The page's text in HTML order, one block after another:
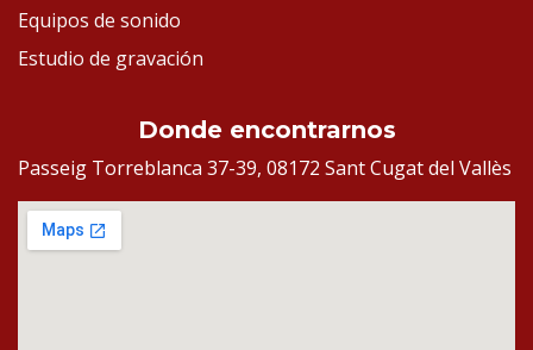
Equipos de sonido
Estudio de gravación
Donde encontrarnos
Passeig Torreblanca 37-39, 08172 Sant Cugat del Vallès